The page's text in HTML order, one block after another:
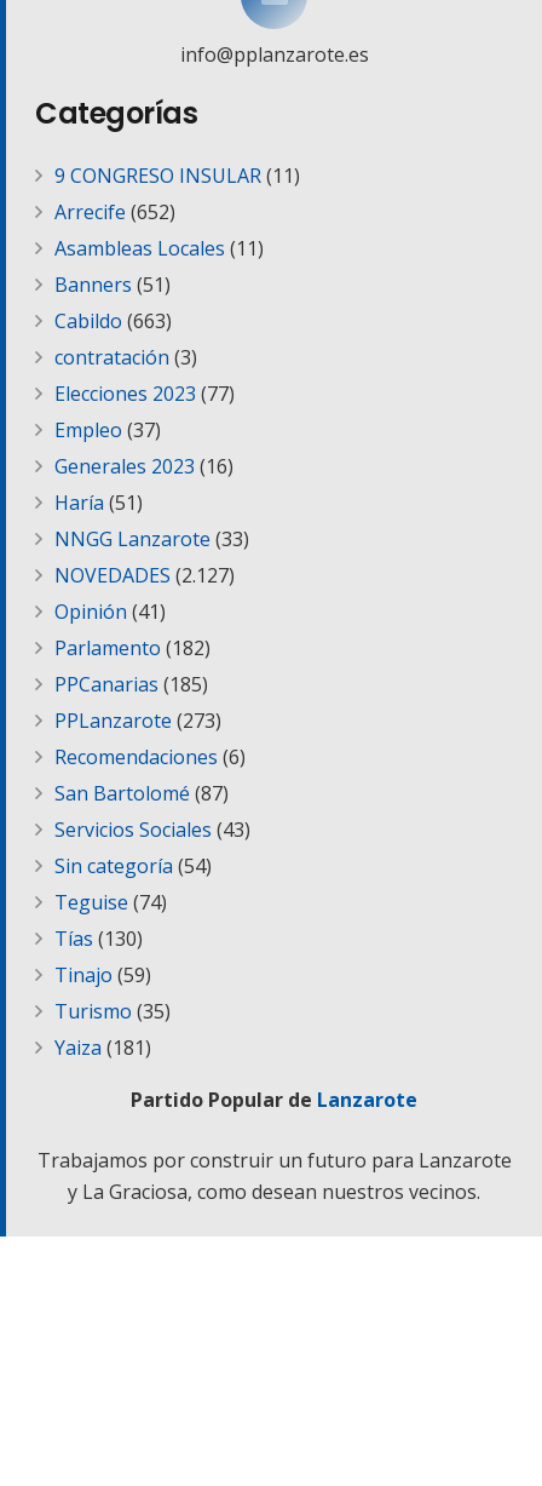
info@pplanzarote.es
Categorías
9 CONGRESO INSULAR(11)
Arrecife (652)
Asambleas Locales (11)
Banners (51)
Cabildo (663)
contratación (3)
Elecciones 2023 (77)
Empleo (37)
Generales 2023 (16)
Haría (51)
NNGG Lanzarote (33)
NOVEDADES (2.127)
Opinión (41)
Parlamento (182)
PPCanarias (185)
PPLanzarote (273)
Recomendaciones (6)
San Bartolomé (87)
Servicios Sociales (43)
Sin categoría (54)
Teguise (74)
Tías (130)
Tinajo (59)
Turismo (35)
Yaiza (181)
Partido Popular de Lanzarote
Trabajamos por construir un futuro para Lanzarote
y La Graciosa, como desean nuestros vecinos.